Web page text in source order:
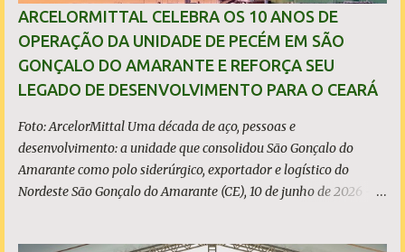
sustentabilidade, qualidade e liderança. A produção total de aço
somou 15,14 milhões de toneladas – um recuo de 1,3% em
relação a 2024. A produção de minério de ferro atingiu 2,34
milhões de toneladas, montante 18,3% menor que 2024. Neste
caso, o resultado foi impactado pela trans...
ARCELORMITTAL CELEBRA OS 10 ANOS DE
OPERAÇÃO DA UNIDADE DE PECÉM EM SÃO
GONÇALO DO AMARANTE E REFORÇA SEU
LEGADO DE DESENVOLVIMENTO PARA O CEARÁ
Foto: ArcelorMittal Uma década de aço, pessoas e
desenvolvimento: a unidade que consolidou São Gonçalo do
Amarante como polo siderúrgico, exportador e logístico do
Nordeste São Gonçalo do Amarante (CE), 10 de junho de 2026 - A